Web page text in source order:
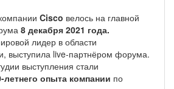
Cisco велось на главной
8 декабря 2021 года.
лидер в области
выступила live-партнёром форума.
выступления стали
летнего опыта компании по